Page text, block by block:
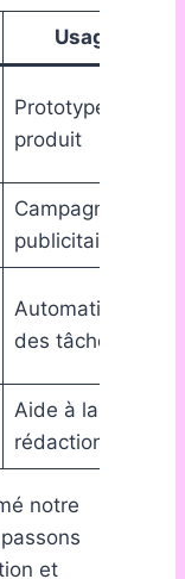
Usage
Prototype
produit
Campagnes
publicitaires
Automatisation
des tâches
Aide à la
rédaction
notre
et